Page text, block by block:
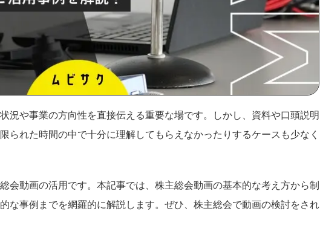
況や事業の方向性を直接伝える重要な場です。しかし、資料や口頭説明
られた時間の中で十分に理解してもらえなかったりするケースも少なく
会動画の活用です。本記事では、株主総会動画の基本的な考え方から制
な事例までを網羅的に解説します。ぜひ、株主総会で動画の検討をされ